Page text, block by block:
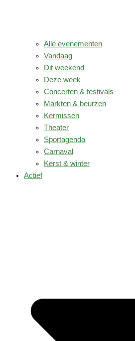
Alle evenementen
Vandaag
Dit weekend
Deze week
Concerten & festivals
Markten & beurzen
Kermissen
Theater
Sportagenda
Carnaval
Kerst & winter
Actief